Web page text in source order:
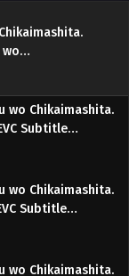
Chikaimashita.
Subtitle
wo Chikaimashita.
Subtitle
wo Chikaimashita.
Subtitle
wo Chikaimashita.